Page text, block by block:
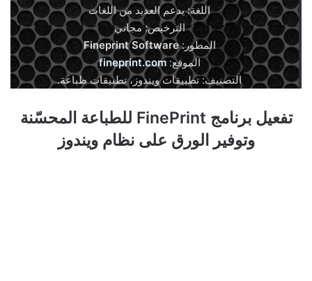
اللغة: يدعم العديد من اللغات
الترخيص: مجاني
المطور:Fineprint Software
الموقع:fineprint.com
التصنيف: تطبيقات ويندوز، تطبيقات طباعة.
تفعيل برنامج FinePrint للطباعة المحسّنة
وتوفير الورق على نظام ويندوز